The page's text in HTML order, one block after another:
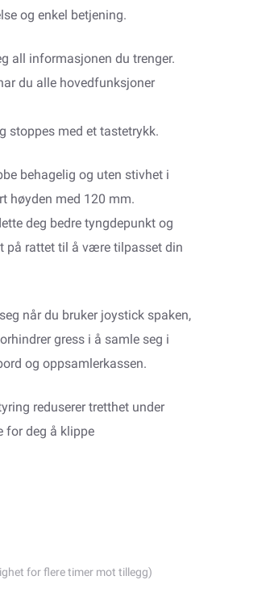
og enkel betjening.
all informasjonen du trenger.
du alle hovedfunksjoner
stoppes med et tastetrykk.
behagelig og uten stivhet i
høyden med 120 mm.
deg bedre tyngdepunkt og
på rattet til å være tilpasset din
når du bruker joystick spaken,
gress i å samle seg i
og oppsamlerkassen.
reduserer tretthet under
for deg å klippe
for flere timer mot tillegg)